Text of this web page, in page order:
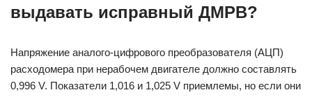
выдавать исправный ДМРВ?
Напряжение аналого-цифрового преобразователя (АЦП)
расходомера при нерабочем двигателе должно составлять
0,996 V. Показатели 1,016 и 1,025 V приемлемы, но если они